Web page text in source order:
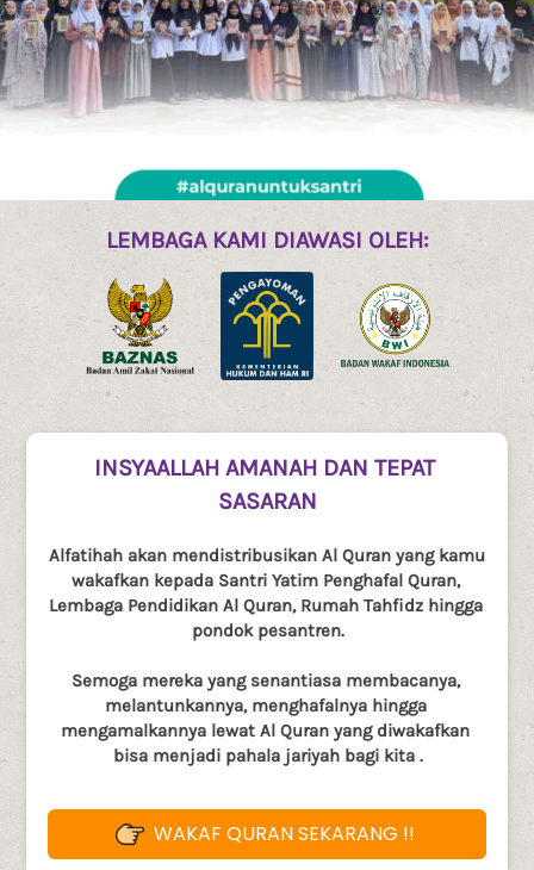
LEMBAGA KAMI DIAWASI OLEH:
INSYAALLAH AMANAH DAN TEPAT
SASARAN
Alfatihah akan mendistribusikan Al Quran yang kamu
wakafkan kepada Santri Yatim Penghafal Quran,
Lembaga Pendidikan Al Quran, Rumah Tahfidz hingga
pondok pesantren.
Semoga mereka yang senantiasa membacanya,
melantunkannya, menghafalnya hingga
mengamalkannya lewat Al Quran yang diwakafkan
bisa menjadi pahala jariyah bagi kita .
` WAKAF QURAN SEKARANG !!